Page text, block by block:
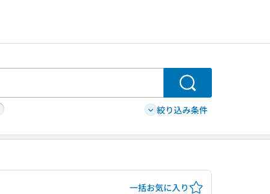
検索
絞り込み条件
一括お気に入り